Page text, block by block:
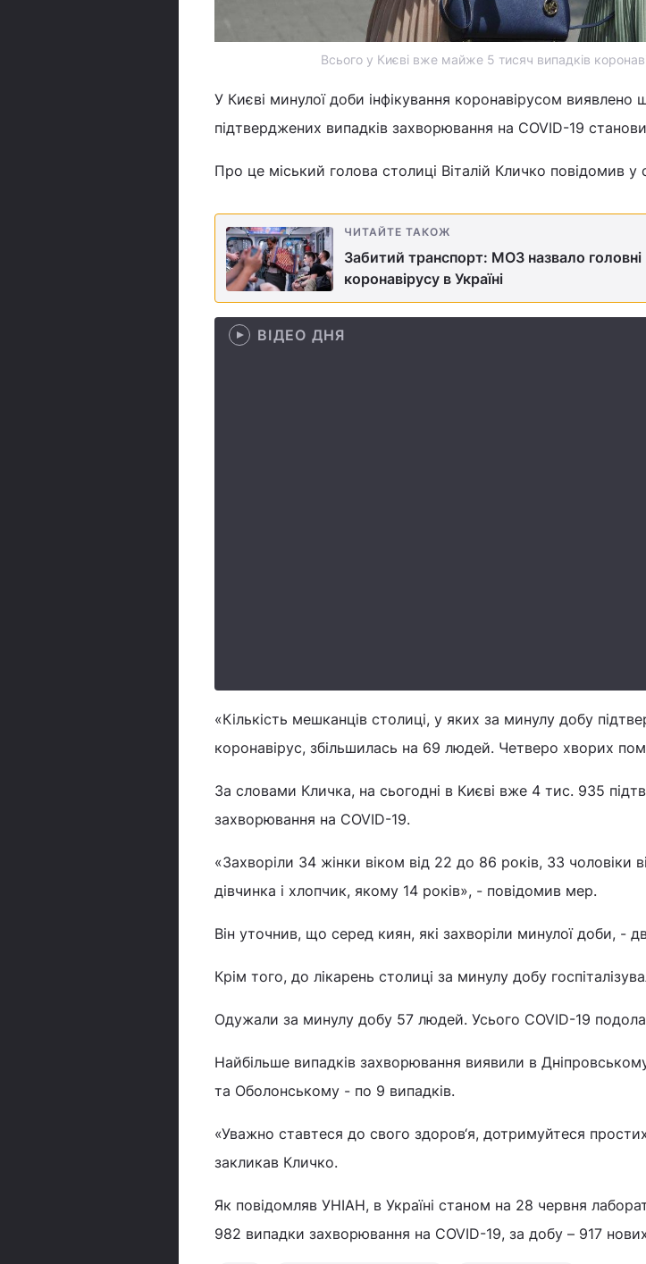
Всього у Києві вже майже 5 тисяч випадків
У Києві минулої доби інфікування коронавірусом виявлено
підтверджених випадків захворювання на COVID-19
Про це міський голова столиці Віталій Кличко повідомив у
ЧИТАЙТЕ ТАКОЖ
Забитий транспорт: МОЗ назвало
коронавірусу в Україні
ВІДЕО ДНЯ
«Кількість мешканців столиці, у яких за минулу добу
коронавірус, збільшилась на 69 людей. Четверо хворих
За словами Кличка, на сьогодні в Києві вже 4 тис. 935
захворювання на COVID-19.
«Захворіли 34 жінки віком від 22 до 86 років, 33 чоловіки
дівчинка і хлопчик, якому 14 років», - повідомив мер.
Він уточнив, що серед киян, які захворіли минулої доби, -
Крім того, до лікарень столиці за минулу добу
Одужали за минулу добу 57 людей. Усього COVID-19
Найбільше випадків захворювання виявили в
та Оболонському - по 9 випадків.
«Уважно ставтеся до свого здоров‘я, дотримуйтеся
закликав Кличко.
Як повідомляв УНІАН, в Україні станом на 28 червня
982 випадки захворювання на COVID-19, за добу – 917